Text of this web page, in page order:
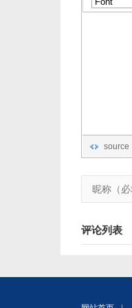
source
评论列表